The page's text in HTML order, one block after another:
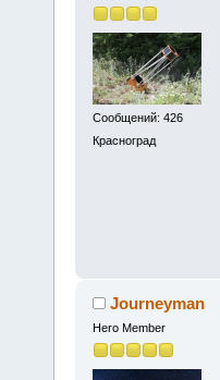
Сообщений: 426
Красноград
Journeyman
Hero Member